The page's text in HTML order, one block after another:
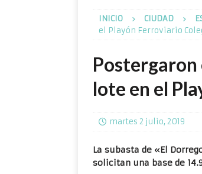
INICIO CIUDAD
el Playón Ferroviario
Postergaron
lote en el
martes 2 julio, 2019
La subasta de «El
solicitan una base de